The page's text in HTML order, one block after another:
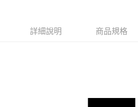
詳細說明 商品規格